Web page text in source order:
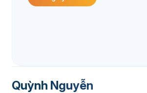
Quỳnh Nguyễn